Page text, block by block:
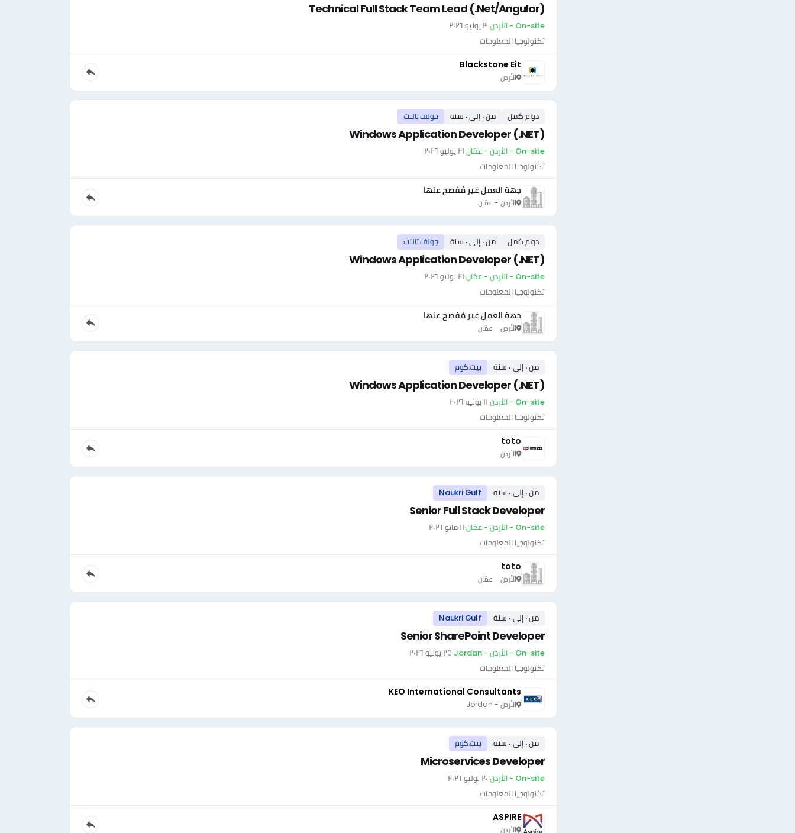
Technical Full Stack Team Lead (.Net/Angular)
On-site - الأردن ·٣ يونيو ٢٠٢٦
تكنولوجيا المعلومات
Blackstone Eit
الأردن
دوام كامل من ٠ إلى ٠ سنة جولف تالنت
Windows Application Developer (.NET)
On-site - الأردن - عمّان ·٢١ يوليو ٢٠٢٦
تكنولوجيا المعلومات
جهة العمل غير مُفصح عنها
الأردن - عمّان
دوام كامل من ٠ إلى ٠ سنة جولف تالنت
Windows Application Developer (.NET)
On-site - الأردن - عمّان ·٢١ يوليو ٢٠٢٦
تكنولوجيا المعلومات
جهة العمل غير مُفصح عنها
الأردن - عمّان
من ٠ إلى ٠ سنة بيت.كوم
Windows Application Developer (.NET)
On-site - الأردن ·١١ يونيو ٢٠٢٦
تكنولوجيا المعلومات
toto
الأردن
من ٠ إلى ٠ سنة Naukri Gulf
Senior Full Stack Developer
On-site - الأردن - عمّان ·١١ مايو ٢٠٢٦
تكنولوجيا المعلومات
toto
الأردن - عمّان
من ٠ إلى ٠ سنة Naukri Gulf
Senior SharePoint Developer
On-site - الأردن - Jordan ·٢٥ يونيو ٢٠٢٦
تكنولوجيا المعلومات
KEO International Consultants
الأردن - Jordan
من ٠ إلى ٠ سنة بيت.كوم
Microservices Developer
On-site - الأردن ·٢٠ يوليو ٢٠٢٦
تكنولوجيا المعلومات
ASPIRE
الأردن